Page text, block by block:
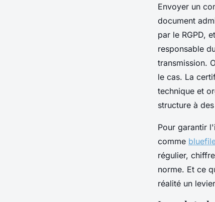
Envoyer un
document
par le RGPD,
responsable
transmission.
le cas. La
technique et
structure à
Pour garantir
comme
régulier,
norme. Et ce
réalité un